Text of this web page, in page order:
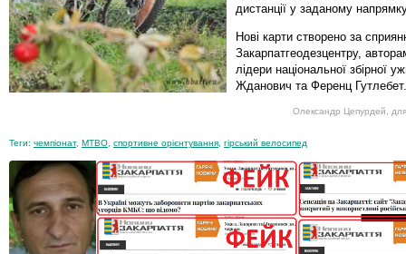
дистанції у заданому
Нові карти створено за
Закарпатгеодезцентру,
лідери національної збірної
Жданович та Ференц Гутлебет.
Олександр Цепурдей,
Теги: чемпіонат, MTBO спортивне орієнтування гірський велосипед